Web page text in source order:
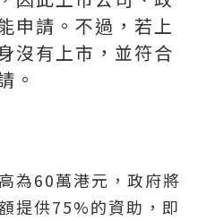
申請。不過，若上
沒有上市，並符合
。
為60萬港元，政府將
提供75%的資助，即